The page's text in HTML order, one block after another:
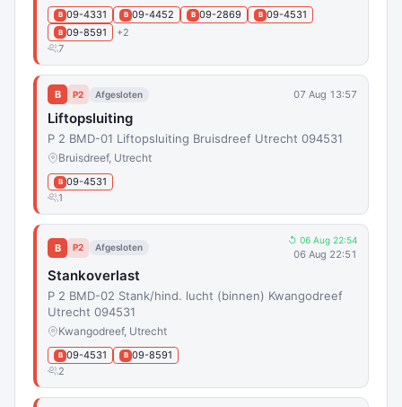
B 09-4331 B 09-4452 B 09-2869 B 09-4531
B 09-8591
+2
7
B P2 Afgesloten 07 Aug 13:57
Liftopsluiting
P 2 BMD-01 Liftopsluiting Bruisdreef Utrecht 094531
Bruisdreef, Utrecht
B 09-4531
1
B P2 Afgesloten
↺ 06 Aug 22:54
06 Aug 22:51
Stankoverlast
P 2 BMD-02 Stank/hind. lucht (binnen) Kwangodreef
Utrecht 094531
Kwangodreef, Utrecht
B 09-4531 B 09-8591
2